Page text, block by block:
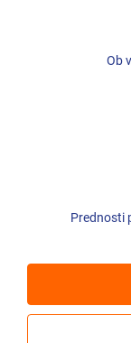
Ob
Prednosti